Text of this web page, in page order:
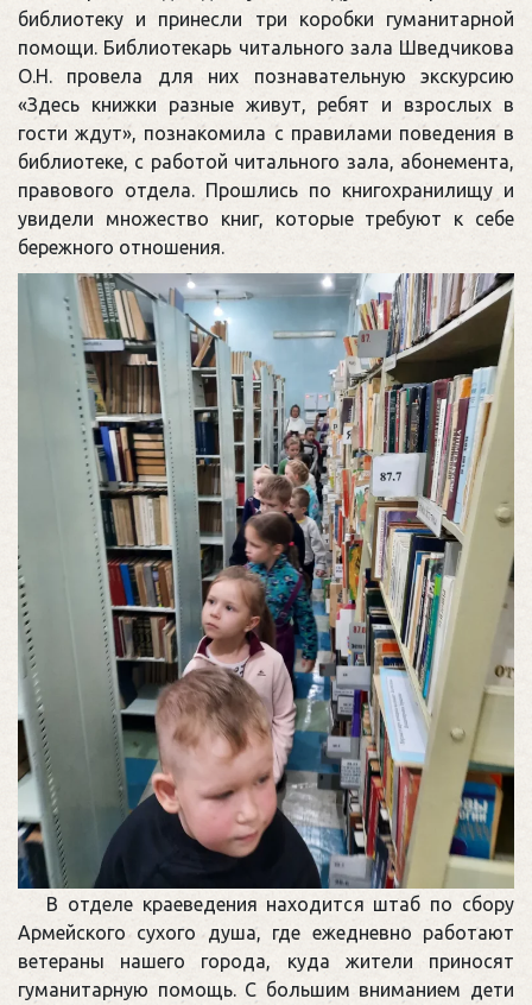
библиотеку и принесли три коробки гуманитарной
помощи. Библиотекарь читального зала Шведчикова
О.Н. провела для них познавательную экскурсию
«Здесь книжки разные живут, ребят и взрослых в
гости ждут», познакомила с правилами поведения в
библиотеке, с работой читального зала, абонемента,
правового отдела. Прошлись по книгохранилищу и
увидели множество книг, которые требуют к себе
бережного отношения.
В отделе краеведения находится штаб по сбору
Армейского сухого душа, где ежедневно работают
ветераны нашего города, куда жители приносят
гуманитарную помощь. С большим вниманием дети